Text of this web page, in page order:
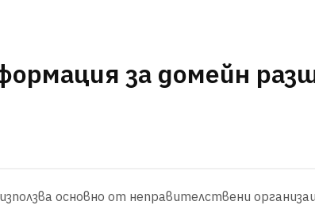
за домейн
основно от неправителствени